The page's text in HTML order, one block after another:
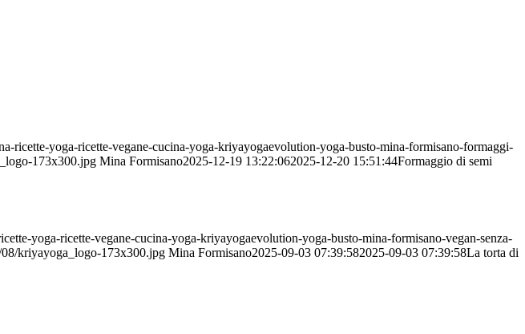
yoga-ricette-vegane-cucina-yoga-kriyayogaevolution-yoga-busto-mina-formisano-formaggi-
173x300.jpg Mina Formisano2025-12-19 13:22:062025-12-20 15:51:44Formaggio di semi
yoga-ricette-vegane-cucina-yoga-kriyayogaevolution-yoga-busto-mina-formisano-vegan-senza-
kriyayoga_logo-173x300.jpg Mina Formisano2025-09-03 07:39:582025-09-03 07:39:58La torta di